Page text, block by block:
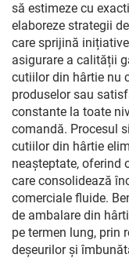
să estimeze cu
elaboreze strategii
care sprijină
asigurare a calității
cutiilor din hârtie nu
produselor sau
constante la toate
comandă. Procesul
cutiilor din hârtie
neașteptate, oferind
care consolidează
comerciale fluide.
de ambalare din
pe termen lung, prin
deșeurilor și